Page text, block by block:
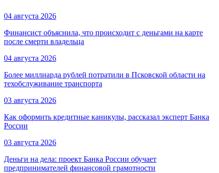
04 августа 2026
Финансист объяснила, что происходит с деньгами на карте
после смерти владельца
04 августа 2026
Более миллиарда рублей потратили в Псковской области на
техобслуживание транспорта
03 августа 2026
Как оформить кредитные каникулы, рассказал эксперт Банка
России
03 августа 2026
Деньги на дела: проект Банка России обучает
предпринимателей финансовой грамотности